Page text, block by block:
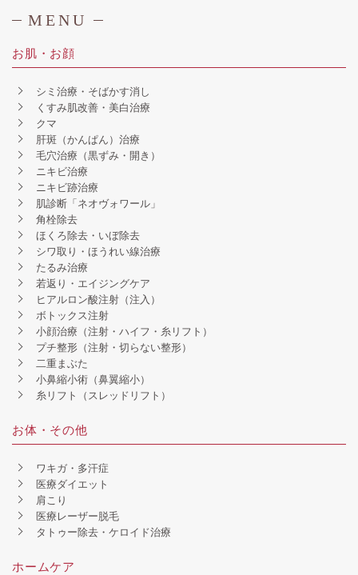
MENU
お肌・お顔
シミ治療・そばかす消し
くすみ肌改善・美白治療
クマ
肝斑（かんぱん）治療
毛穴治療（黒ずみ・開き）
ニキビ治療
ニキビ跡治療
肌診断「ネオヴォワール」
角栓除去
ほくろ除去・いぼ除去
シワ取り・ほうれい線治療
たるみ治療
若返り・エイジングケア
ヒアルロン酸注射（注入）
ボトックス注射
小顔治療（注射・ハイフ・糸リフト）
プチ整形（注射・切らない整形）
二重まぶた
小鼻縮小術（鼻翼縮小）
糸リフト（スレッドリフト）
お体・その他
ワキガ・多汗症
医療ダイエット
肩こり
医療レーザー脱毛
タトゥー除去・ケロイド治療
ホームケア